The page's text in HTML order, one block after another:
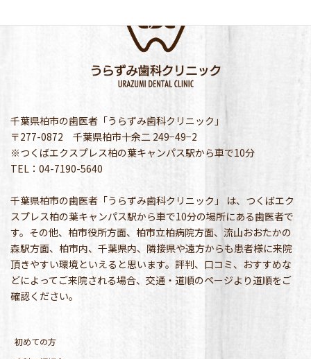
千葉県柏市の歯医者「うらずみ歯科クリニック」
〒277-0872 千葉県柏市十余二 249−49−2
※つくばエクスプレス柏の葉キャンパス駅から車で10分
TEL：04-7190-5640
千葉県柏市の歯医者「うらずみ歯科クリニック」 は、つくばエク
スプレス柏の葉キャンパス駅から車で10分の場所にある歯医者で
す。その他、柏市役所方面、柏市立柏病院方面、流山おおたかの
森駅方面、柏市内、千葉県内、隣接県や遠方からも患者様に来院
頂きやすい環境といえると思います。評判、口コミ、おすすめな
どによってご来院される場合、交通・道順のページより道順をご
確認ください。
初めての方